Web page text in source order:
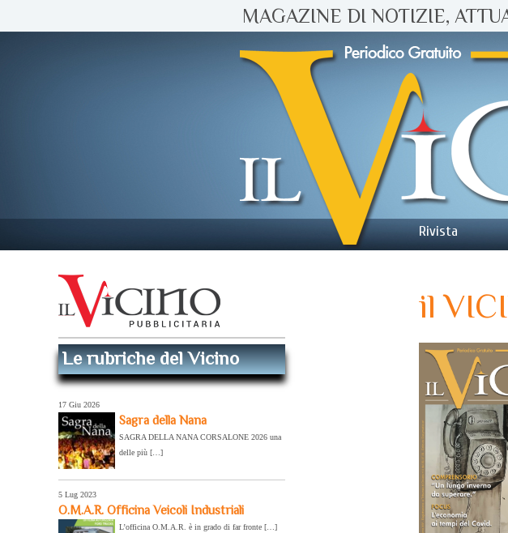
MAGAZINE DI NOTIZIE,
Rivista
Le rubriche del Vicino
17 Giu 2026
Sagra della Nana
SAGRA DELLA NANA CORSALONE 2026 una
delle più […]
5 Lug 2023
O.M.A.R. Officina Veicoli Industriali
L’officina O.M.A.R. è in grado di far fronte […]
il